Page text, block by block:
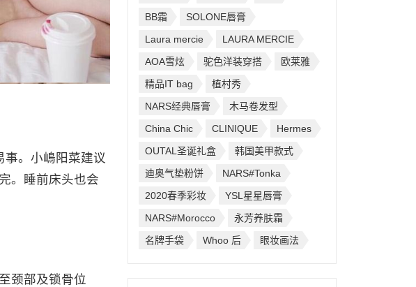
。小嶋阳菜建议
。睡前床头也会
颈部及锁骨位
BB霜
SOLONE唇膏
Laura mercie
LAURA MERCIE
AOA雪炫
驼色洋装穿搭
欧莱雅
精品IT bag
植村秀
NARS经典唇膏
木马卷发型
China Chic
CLINIQUE
Hermes
OUTAL圣诞礼盒
韩国美甲款式
迪奥气垫粉饼
NARS#Tonka
2020春季彩妆
YSL星星唇膏
NARS#Morocco
永芳养肤霜
名牌手袋
Whoo 后 眼妆画法